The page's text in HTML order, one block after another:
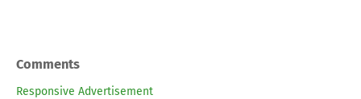
Comments
Responsive Advertisement